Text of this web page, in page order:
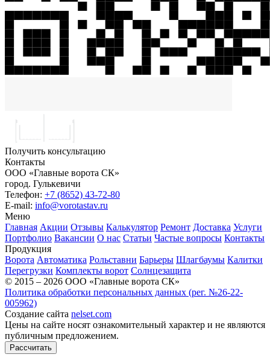
Получить консультацию
Контакты
ООО «Главные ворота СК»
город. Гулькевичи
Телефон: +7 (8652) 43-72-80
E-mail: info@vorotastav.ru
Меню
Главная Акции Отзывы Калькулятор Ремонт Доставка Услуги
Портфолио Вакансии О нас Статьи Частые вопросы Контакты
Продукция
Ворота Автоматика Рольставни Барьеры Шлагбаумы Калитки
Перегрузки Комплекты ворот Солнцезащита
© 2015 – 2026 ООО «Главные ворота СК»
Политика обработки персональных данных (рег. №26-22-
005962)
Создание сайта nelset.com
Цены на сайте носят ознакомительный характер и не являются
публичным предложением.
Рассчитать